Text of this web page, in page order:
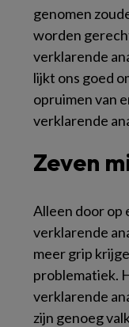
genomen
worden
verklarende
lijkt ons goed
opruimen van
verklarende
Zeven
Alleen door op
verklarende
meer grip
problematiek.
verklarende
zijn genoeg